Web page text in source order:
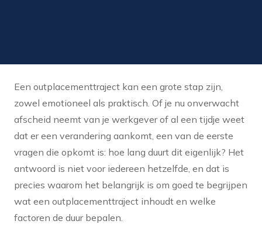
Een outplacementtraject kan een grote stap zijn,
zowel emotioneel als praktisch. Of je nu onverwacht
afscheid neemt van je werkgever of al een tijdje weet
dat er een verandering aankomt, een van de eerste
vragen die opkomt is: hoe lang duurt dit eigenlijk? Het
antwoord is niet voor iedereen hetzelfde, en dat is
precies waarom het belangrijk is om goed te begrijpen
wat een outplacementtraject inhoudt en welke
factoren de duur bepalen.